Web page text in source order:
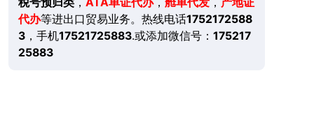
代办等进出口贸易业务。热线电话1752172588
3，手机17521725883.或添加微信号： 175217
25883